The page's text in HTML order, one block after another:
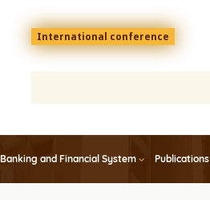
Menu
top
En
International conference
Banking and Financial System Publications